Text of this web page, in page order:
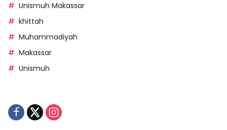
Unismuh Makassar
khittah
Muhammadiyah
Makassar
Unismuh